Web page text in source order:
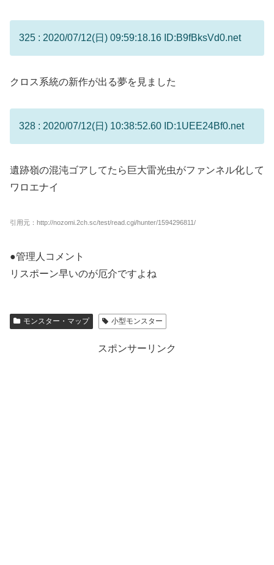
325 : 2020/07/12(日) 09:59:18.16 ID:B9fBksVd0.net
クロス系統の新作が出る夢を見ました
328 : 2020/07/12(日) 10:38:52.60 ID:1UEE24Bf0.net
遺跡嶺の混沌ゴアしてたら巨大雷光虫がファンネル化して
ワロエナイ
引用元：http://nozomi.2ch.sc/test/read.cgi/hunter/1594296811/
●管理人コメント
リスポーン早いのが厄介ですよね
モンスター・マップ 小型モンスター
スポンサーリンク